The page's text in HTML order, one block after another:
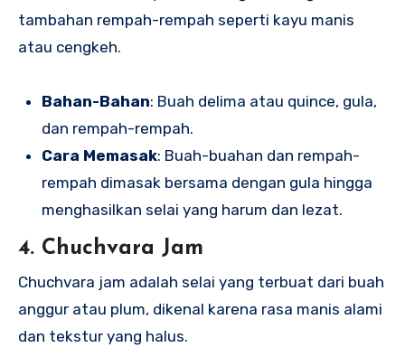
tambahan rempah-rempah seperti kayu manis
atau cengkeh.
Bahan-Bahan: Buah delima atau quince, gula,
dan rempah-rempah.
Cara Memasak: Buah-buahan dan rempah-
rempah dimasak bersama dengan gula hingga
menghasilkan selai yang harum dan lezat.
4. Chuchvara Jam
Chuchvara jam adalah selai yang terbuat dari buah
anggur atau plum, dikenal karena rasa manis alami
dan tekstur yang halus.